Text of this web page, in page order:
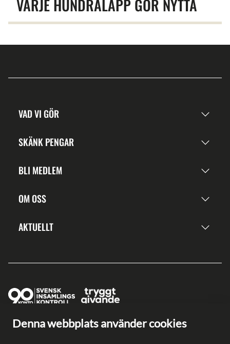
Denna webbplats använder cookies
VARJE HUNDRALAPP GÖR NYTTA
VAD VI GÖR
SKÄNK PENGAR
BLI MEDLEM
OM OSS
AKTUELLT
Ge en gåva direkt